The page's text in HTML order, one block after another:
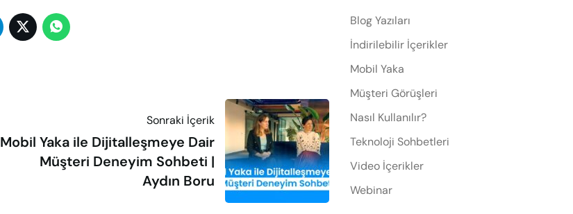
Sonraki İçerik
Mobil Yaka ile Dijitalleşmeye Dair
Müşteri Deneyim Sohbeti |
Aydın Boru
Blog Yazıları
İndirilebilir İçerikler
Mobil Yaka
Müşteri Görüşleri
Nasıl Kullanılır?
Teknoloji Sohbetleri
Video İçerikler
Webinar